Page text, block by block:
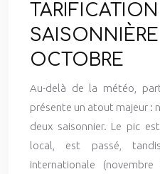
TARIFICATION
OCTOBRE
Au-delà de la météo,
présente un atout majeur :
deux saisonnier. Le pic
local, est passé,
internationale